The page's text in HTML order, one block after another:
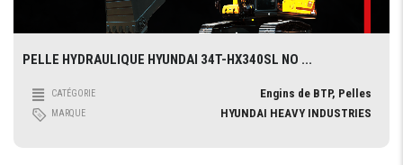
PELLE HYDRAULIQUE HYUNDAI 34T-HX340SL NO ...
CATÉGORIE Engins de BTP, Pelles
MARQUE HYUNDAI HEAVY INDUSTRIES